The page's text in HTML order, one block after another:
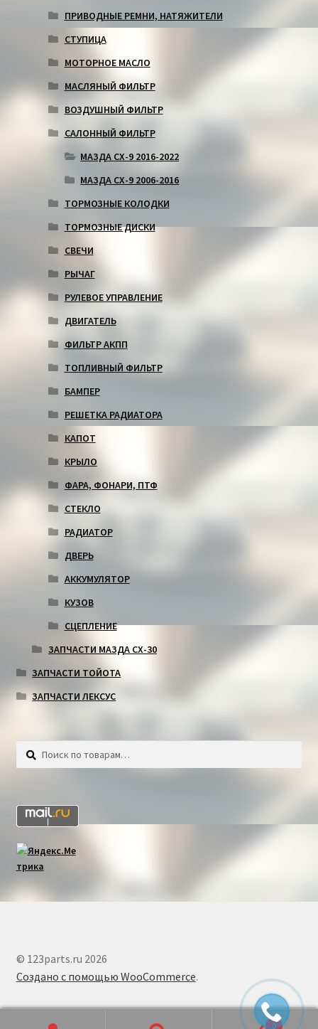
ПРИВОДНЫЕ РЕМНИ, НАТЯЖИТЕЛИ
СТУПИЦА
МОТОРНОЕ МАСЛО
МАСЛЯНЫЙ ФИЛЬТР
ВОЗДУШНЫЙ ФИЛЬТР
САЛОННЫЙ ФИЛЬТР
МАЗДА СХ-9 2016-2022
МАЗДА СХ-9 2006-2016
ТОРМОЗНЫЕ КОЛОДКИ
ТОРМОЗНЫЕ ДИСКИ
СВЕЧИ
РЫЧАГ
РУЛЕВОЕ УПРАВЛЕНИЕ
ДВИГАТЕЛЬ
ФИЛЬТР АКПП
ТОПЛИВНЫЙ ФИЛЬТР
БАМПЕР
РЕШЕТКА РАДИАТОРА
КАПОТ
КРЫЛО
ФАРА, ФОНАРИ, ПТФ
СТЕКЛО
РАДИАТОР
ДВЕРЬ
АККУМУЛЯТОР
КУЗОВ
СЦЕПЛЕНИЕ
ЗАПЧАСТИ МАЗДА СХ-30
ЗАПЧАСТИ ТОЙОТА
ЗАПЧАСТИ ЛЕКСУС
Искать:
Поиск
© 123parts.ru 2026
Создано с помощью WooCommerce.
0